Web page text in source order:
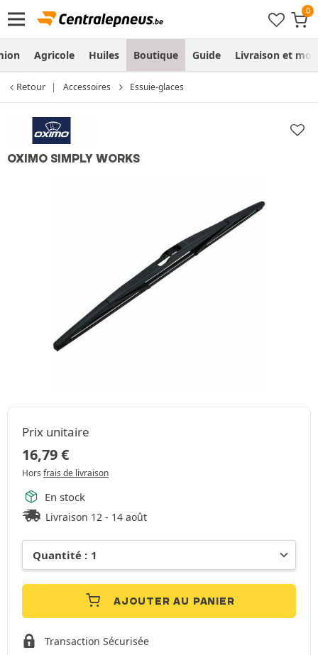
Agricole Huiles Boutique Guide Livraison et
Retour Accessoires Essuie-glaces
OXIMO SIMPLY WORKS
Prix unitaire
16,79€
Hors frais de livraison
En stock
Livraison 12 - 14 août
AJOUTER AU PANIER
Transaction Sécurisée